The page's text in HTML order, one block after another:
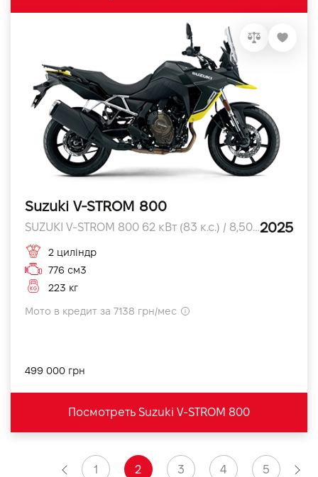
Suzuki V-STROM 800
SUZUKI V-STROM 800 62 кВт (83 к.с.) / 8,500 об/хв л.с.2025
2 циліндр
776 см3
223 кг
Мото в кредит за 7138 грн/мес
499 000 грн
Посмотреть Suzuki V-STROM 800
1 2 3 4 5